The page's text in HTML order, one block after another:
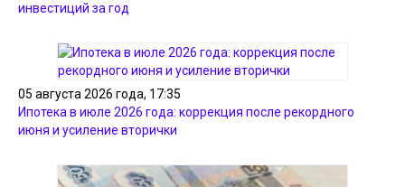
инвестиций за год
05 августа 2026 года, 17:35
Ипотека в июле 2026 года: коррекция после рекордного
июня и усиление вторички